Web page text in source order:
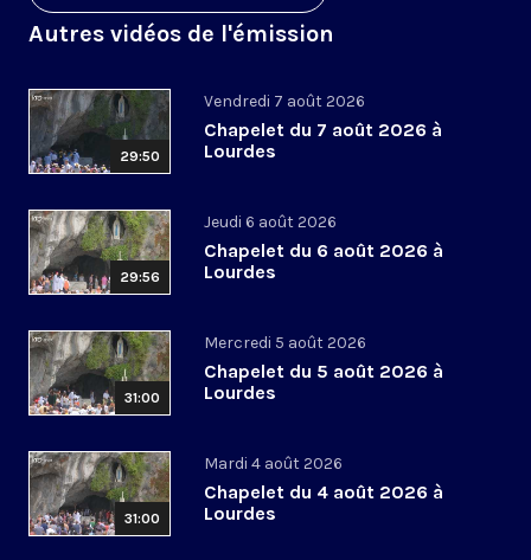
Autres vidéos de l'émission
29:50
Vendredi 7 août 2026
Chapelet du 7 août 2026 à
Lourdes
29:56
Jeudi 6 août 2026
Chapelet du 6 août 2026 à
Lourdes
31:00
Mercredi 5 août 2026
Chapelet du 5 août 2026 à
Lourdes
31:00
Mardi 4 août 2026
Chapelet du 4 août 2026 à
Lourdes